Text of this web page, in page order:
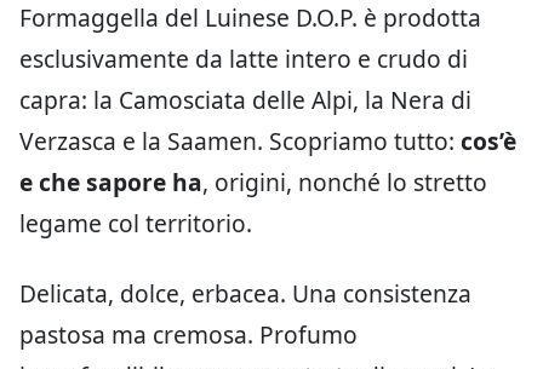
Formaggella del Luinese D.O.P. è prodotta
esclusivamente da latte intero e crudo di
capra: la Camosciata delle Alpi, la Nera di
Verzasca e la Saamen. Scopriamo tutto: cos’è
e chesapore ha, origini, nonché lo stretto
legame col territorio.
Delicata, dolce, erbacea. Una consistenza
pastosa ma cremosa. Profumo